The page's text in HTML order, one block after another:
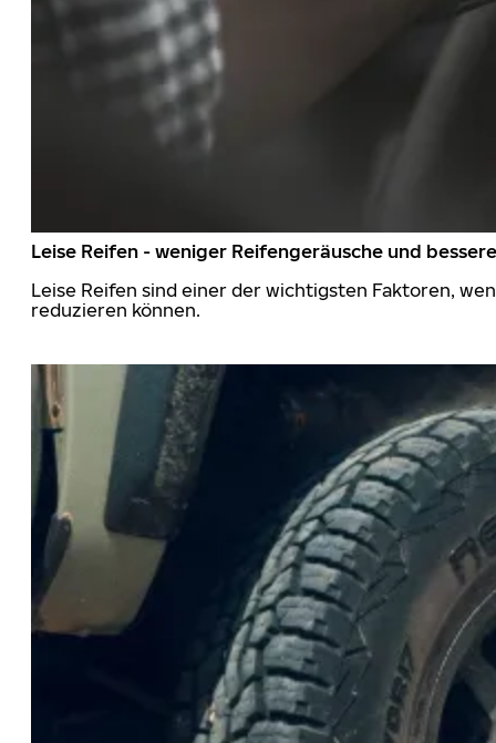
Leise Reifen - weniger Reifengeräusche und
Leise Reifen sind einer der wichtigsten Faktoren,
reduzieren können.